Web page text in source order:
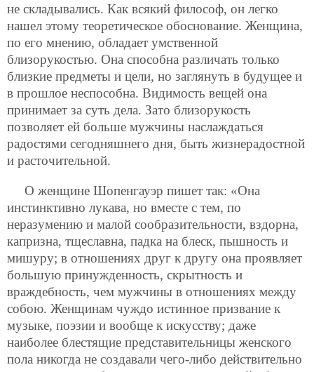
не складывались. Как всякий философ, он легко
нашел этому теоретическое обоснование. Женщина,
по его мнению, обладает умственной
близорукостью. Она способна различать только
близкие предметы и цели, но заглянуть в будущее и
в прошлое неспособна. Видимость вещей она
принимает за суть дела. Зато близорукость
позволяет ей больше мужчины наслаждаться
радостями сегодняшнего дня, быть жизнерадостной
и расточительной.
О женщине Шопенгауэр пишет так: «Она
инстинктивно лукава, но вместе с тем, по
неразумению и малой сообразительности, вздорна,
капризна, тщеславна, падка на блеск, пышность и
мишуру; в отношениях друг к другу она проявляет
большую принужденность, скрытность и
враждебность, чем мужчины в отношениях между
собою. Женщинам чуждо истинное призвание к
музыке, поэзии и вообще к искусству; даже
наиболее блестящие представительницы женского
пола никогда не создавали чего-либо действительно